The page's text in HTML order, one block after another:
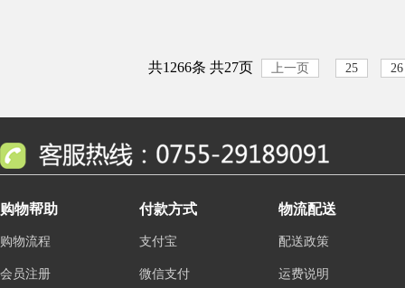
共1266条 共27页 上一页 25 26
购物帮助
购物流程
会员注册
付款方式
支付宝
微信支付
物流配送
配送政策
运费说明